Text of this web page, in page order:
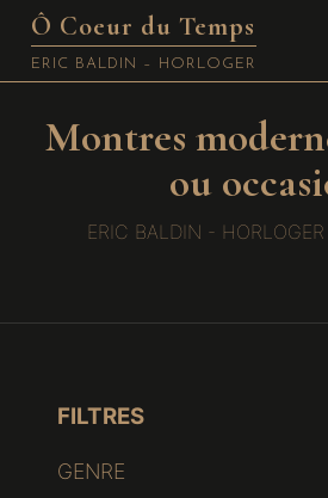
Ô Coeur du Temps
ERIC BALDIN – HORLOGER
Montres
ou
ERIC BALDIN -
FILTRES
GENRE